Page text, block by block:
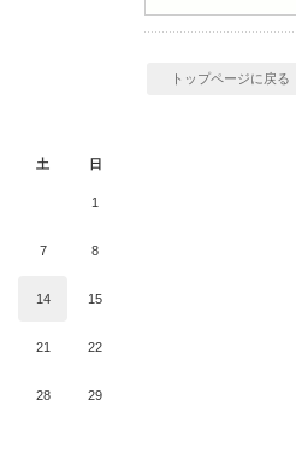
トップページに戻る
土 日
1
7 8
14 15
21 22
28 29